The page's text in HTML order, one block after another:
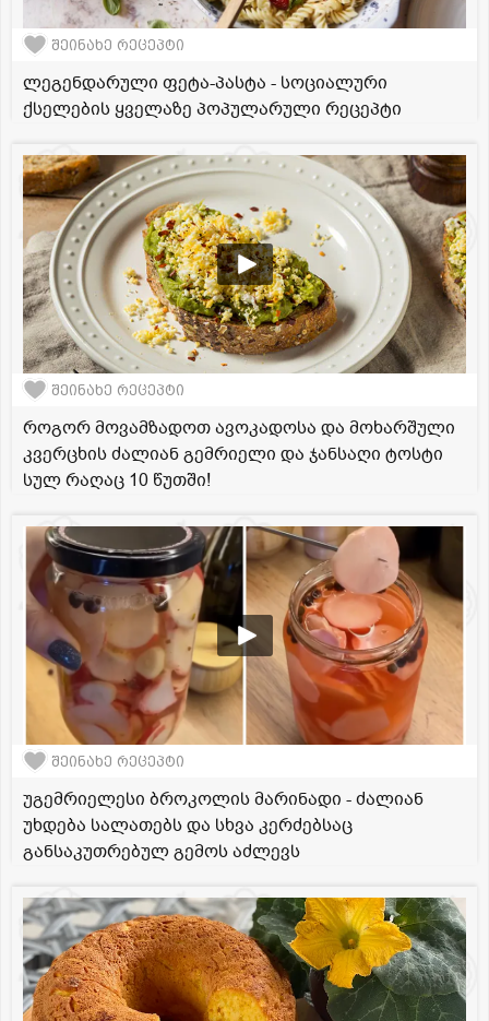
შეინახე რეცეპტი
ლეგენდარული ფეტა-პასტა - სოციალური
ქსელების ყველაზე პოპულარული რეცეპტი
შეინახე რეცეპტი
როგორ მოვამზადოთ ავოკადოსა და მოხარშული
კვერცხის ძალიან გემრიელი და ჯანსაღი ტოსტი
სულ რაღაც 10 წუთში!
შეინახე რეცეპტი
უგემრიელესი ბროკოლის მარინადი - ძალიან
უხდება სალათებს და სხვა კერძებსაც
განსაკუთრებულ გემოს აძლევს